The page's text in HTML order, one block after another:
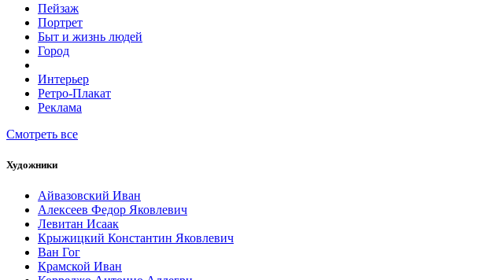
Пейзаж
Портрет
Быт и жизнь людей
Город
Интерьер
Ретро-Плакат
Реклама
Смотреть все
Художники
Айвазовский Иван
Алексеев Федор Яковлевич
Левитан Исаак
Крыжицкий Константин Яковлевич
Ван Гог
Крамской Иван